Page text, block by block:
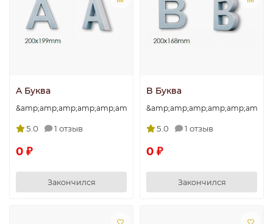
A Буква
5.0 1 отзыв
0 ₽
Закончился
B Буква
5.0 1 отзыв
0 ₽
Закончился